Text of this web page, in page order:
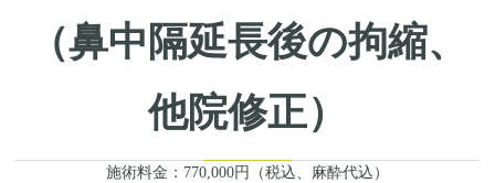
（鼻中隔延長後の拘縮、
他院修正）
施術料金：770,000円（税込、麻酔代込）